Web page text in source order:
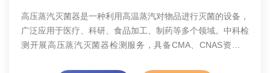
高压蒸汽灭菌器是一种利用高温蒸汽对物品进行灭菌的设备，
广泛应用于医疗、科研、食品加工、制药等多个领域。中科检
测开展高压蒸汽灭菌器检测服务，具备CMA、CNAS资质认